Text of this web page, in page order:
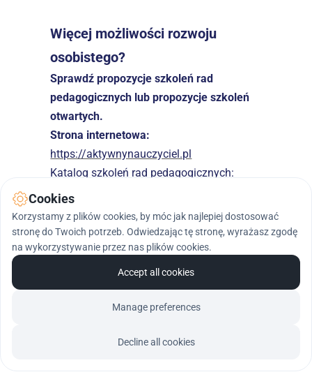
Więcej możliwości rozwoju
osobistego?
Sprawdź propozycje szkoleń rad
pedagogicznych lub propozycje szkoleń
otwartych.
Strona internetowa:
https://aktywnynauczyciel.pl
https://aktywnynauczyciel.pl/rady-
pedagogiczne
Szukasz dedykowanych rozwiązań dla
swojej placówki. Napisz lub zadzwoń i
email. kontakt@aktywnynauczyciel.pl
Zapraszamy do kontaktu.
Cookies
Korzystamy z plików cookies, by móc jak najlepiej dostosować
stronę do Twoich potrzeb. Odwiedzając tę stronę, wyrażasz zgodę
na wykorzystywanie przez nas plików cookies.
Decline all cookies
Manage preferences
Accept all cookies